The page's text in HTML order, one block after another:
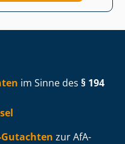
im Sinne des § 194
zur AfA-